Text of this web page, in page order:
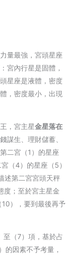
量最強，宮頭星座
宮內行星是固體，
星座是液體，密度
，密度最小，出現
，宮主星金星落在
謀生、理財儲蓄、
二宮（1）的星座
（4）的星座（5）
述第二宮宮頭天秤
度；至於宮主星金
），要到最後再予
至（7）項，基於占
的因素不予考量，